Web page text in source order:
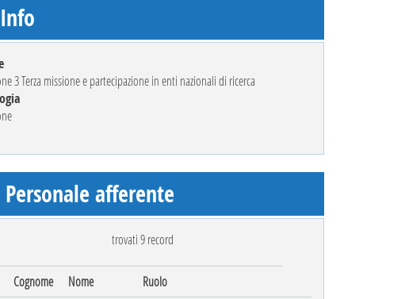
3 Terza missione e partecipazione in enti nazionali di ricerca
Personale afferente
trovati 9 record
Cognome Nome
Ruolo